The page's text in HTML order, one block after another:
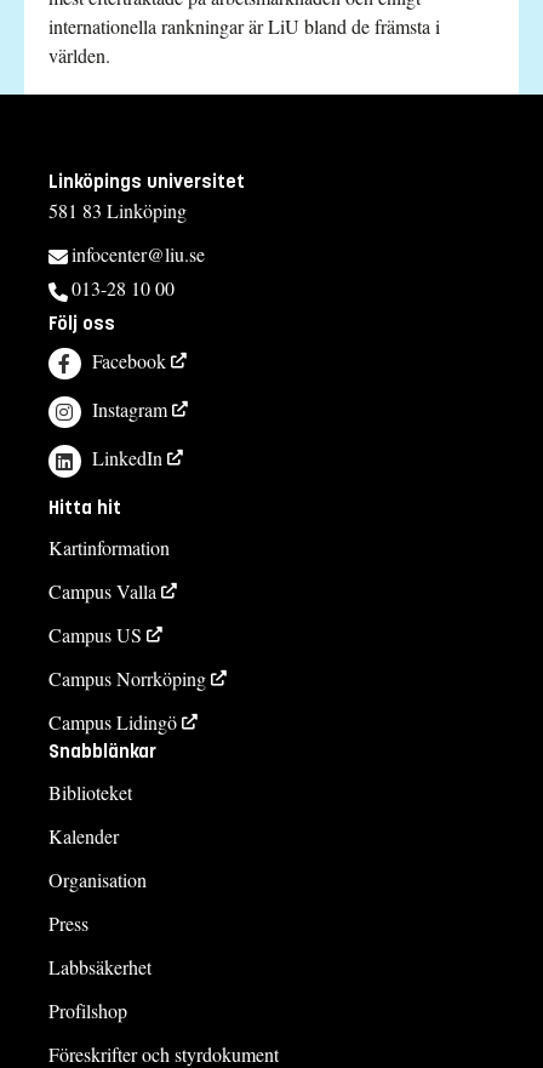
internationella rankningar är LiU bland de främsta i
världen.
Linköpings universitet
581 83 Linköping
infocenter@liu.se
013-28 10 00
Följ oss
Facebook
Instagram
LinkedIn
Hitta hit
Kartinformation
Campus Valla
Campus US
Campus Norrköping
Campus Lidingö
Snabblänkar
Biblioteket
Kalender
Organisation
Press
Labbsäkerhet
Profilshop
Föreskrifter och styrdokument